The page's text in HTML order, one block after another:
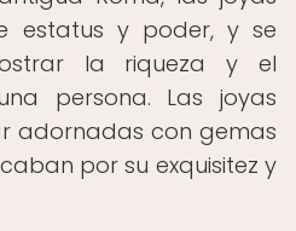
estatus y poder, y se
la riqueza y el
persona. Las joyas
adornadas con gemas
por su exquisitez y